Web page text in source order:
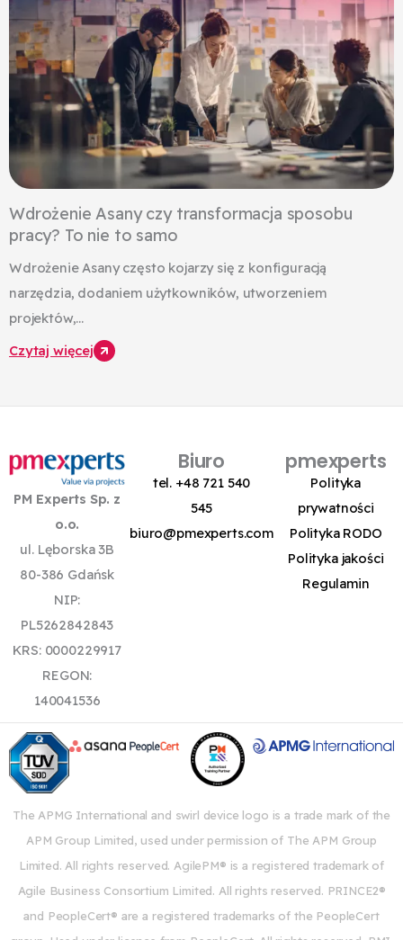
Wdrożenie Asany czy transformacja sposobu
pracy? To nie to samo
Wdrożenie Asany często kojarzy się z konfiguracją
narzędzia, dodaniem użytkowników, utworzeniem
projektów,...
Czytaj więcej
PM Experts Sp. z
o.o.
ul. Lęborska 3B
80-386 Gdańsk
NIP:
PL5262842843
KRS: 0000229917
REGON:
140041536
Biuro
tel. +48 721 540
545
biuro@pmexperts.com
pmexperts
Polityka
prywatności
Polityka RODO
Polityka jakości
Regulamin
The APMG International and swirl device logo is a trade mark of the
APM Group Limited, used under permission of The APM Group
Limited. All rights reserved. AgilePM® is a registered trademark of
Agile Business Consortium Limited. All rights reserved. PRINCE2®
and PeopleCert® are a registered trademarks of the PeopleCert